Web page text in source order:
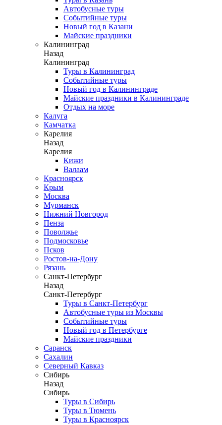
Автобусные туры
Событийные туры
Новый год в Казани
Майские праздники
Калининград
Назад
Калининград
Туры в Калининград
Событийные туры
Новый год в Калининграде
Майские праздники в Калининграде
Отдых на море
Калуга
Камчатка
Карелия
Назад
Карелия
Кижи
Валаам
Красноярск
Крым
Москва
Мурманск
Нижний Новгород
Пенза
Поволжье
Подмосковье
Псков
Ростов-на-Дону
Рязань
Санкт-Петербург
Назад
Санкт-Петербург
Туры в Санкт-Петербург
Автобусные туры из Москвы
Событийные туры
Новый год в Петербурге
Майские праздники
Саранск
Сахалин
Северный Кавказ
Сибирь
Назад
Сибирь
Туры в Сибирь
Туры в Тюмень
Туры в Красноярск